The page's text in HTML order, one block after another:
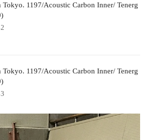
Tokyo. 1197/Acoustic Carbon Inner/ Tenerg
Tokyo. 1197/Acoustic Carbon Inner/ Tenerg